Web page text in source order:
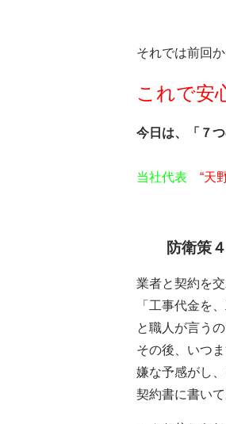
それでは前回
これで安
今日は、「７
当社代表 “天
防衛策４
業者と契約を
「工事代金を
と職人が言う
その後、いつ
嫌な予感がし
契約書に書い